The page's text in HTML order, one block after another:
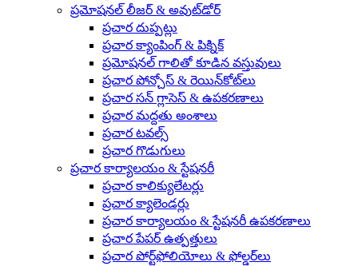
ప్రమోషనల్ లీజర్ & అవుట్‌డోర్
ప్రచార దుప్పట్లు
ప్రచార క్యాంపింగ్ & పిక్నిక్
ప్రమోషనల్ గాలితో కూడిన వస్తువులు
ప్రచార పోన్చోస్ & రెయిన్‌కోట్‌లు
ప్రచార సన్ గ్లాసెస్ & ఉపకరణాలు
ప్రచార మద్దతు అంశాలు
ప్రచార టవల్స్
ప్రచార గొడుగులు
ప్రచార కార్యాలయం & స్టేషనరీ
ప్రచార కాలిక్యులేటర్లు
ప్రచార క్యాలెండర్లు
ప్రచార కార్యాలయం & స్టేషనరీ ఉపకరణాలు
ప్రచార పేపర్ ఉత్పత్తులు
ప్రచార పోర్ట్‌ఫోలియోలు & ఫోల్డర్‌లు